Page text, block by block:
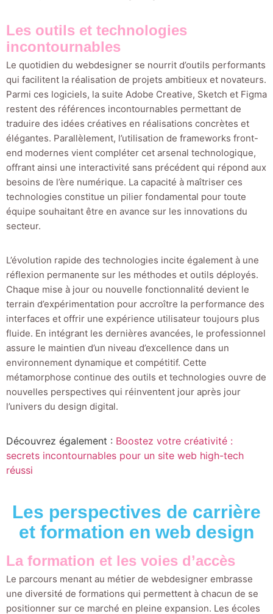
Les outils et technologies
incontournables
Le quotidien du webdesigner se nourrit d’outils performants
qui facilitent la réalisation de projets ambitieux et novateurs.
Parmi ces logiciels, la suite Adobe Creative, Sketch et Figma
restent des références incontournables permettant de
traduire des idées créatives en réalisations concrètes et
élégantes. Parallèlement, l’utilisation de frameworks front-
end modernes vient compléter cet arsenal technologique,
offrant ainsi une interactivité sans précédent qui répond aux
besoins de l’ère numérique. La capacité à maîtriser ces
technologies constitue un pilier fondamental pour toute
équipe souhaitant être en avance sur les innovations du
secteur.
L’évolution rapide des technologies incite également à une
réflexion permanente sur les méthodes et outils déployés.
Chaque mise à jour ou nouvelle fonctionnalité devient le
terrain d’expérimentation pour accroître la performance des
interfaces et offrir une expérience utilisateur toujours plus
fluide. En intégrant les dernières avancées, le professionnel
assure le maintien d’un niveau d’excellence dans un
environnement dynamique et compétitif. Cette
métamorphose continue des outils et technologies ouvre de
nouvelles perspectives qui réinventent jour après jour
l’univers du design digital.
Découvrez également : Boostez votre créativité :
secrets incontournables pour un site web high-tech
réussi
Les perspectives de carrière
et formation en web design
La formation et les voies d’accès
Le parcours menant au métier de webdesigner embrasse
une diversité de formations qui permettent à chacun de se
positionner sur ce marché en pleine expansion. Les écoles